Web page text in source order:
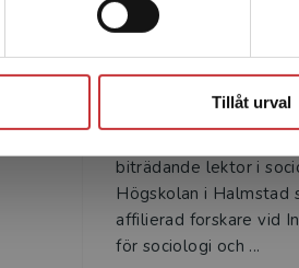
Tillåt urval
Johan
biträdande lektor i
Högskolan i Halmstad
affilierad forskare vid
för sociologi och ...